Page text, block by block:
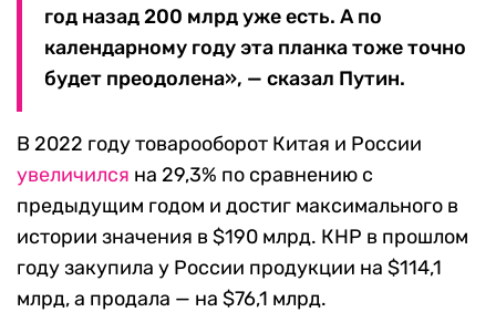
год назад 200 млрд уже есть. А по
календарному году эта планка тоже точно
будет преодолена», — сказал Путин.
В 2022 году товарооборот Китая и России
увеличился на 29,3% по сравнению с
предыдущим годом и достиг максимального в
истории значения в $190 млрд. КНР в прошлом
году закупила у России продукции на $114,1
млрд, а продала — на $76,1 млрд.